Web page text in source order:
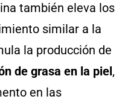
también eleva los
similar a la
la producción de
de grasa en la piel,
en las